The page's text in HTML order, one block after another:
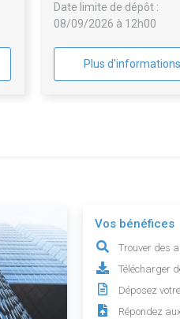
Date limite de dépôt :
08/09/2026 à 12h00
Plus d'informations
Vos bénéfices
Trouver des
Télécharger
Déposez
Répondez